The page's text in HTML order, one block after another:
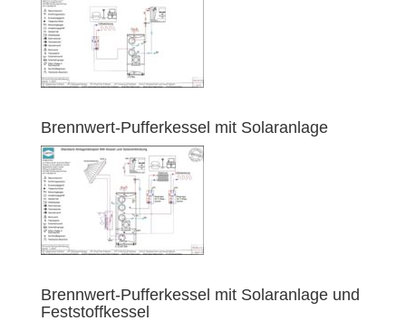
Brennwert-Pufferkessel mit Solaranlage
Brennwert-Pufferkessel mit Solaranlage und
Feststoffkessel